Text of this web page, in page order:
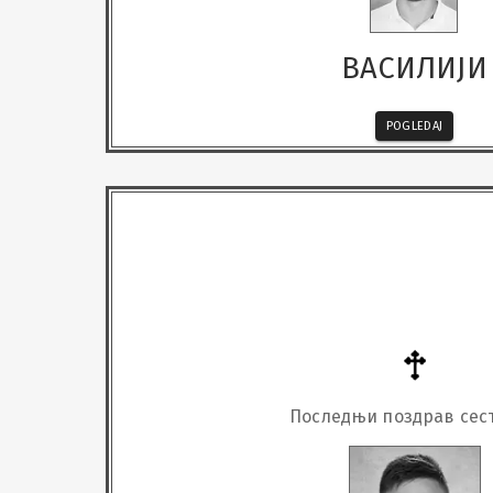
ВАСИЛИЈИ
POGLEDAJ
Последњи поздрав